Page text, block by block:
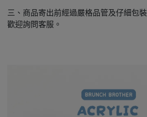
三、商品寄出前經過嚴格品管及仔細包
歡迎詢問客服。